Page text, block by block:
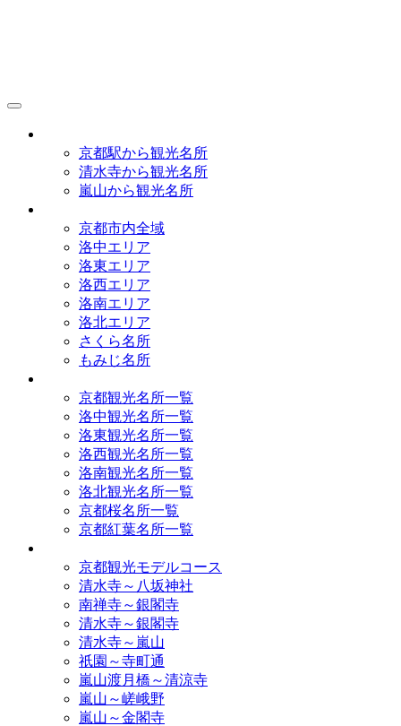
京都駅から観光名所
清水寺から観光名所
嵐山から観光名所
京都市内全域
洛中エリア
洛東エリア
洛西エリア
洛南エリア
洛北エリア
さくら名所
もみじ名所
京都観光名所一覧
洛中観光名所一覧
洛東観光名所一覧
洛西観光名所一覧
洛南観光名所一覧
洛北観光名所一覧
京都桜名所一覧
京都紅葉名所一覧
京都観光モデルコース
清水寺～八坂神社
南禅寺～銀閣寺
清水寺～銀閣寺
清水寺～嵐山
祇園～寺町通
嵐山渡月橋～清涼寺
嵐山～嵯峨野
嵐山～金閣寺